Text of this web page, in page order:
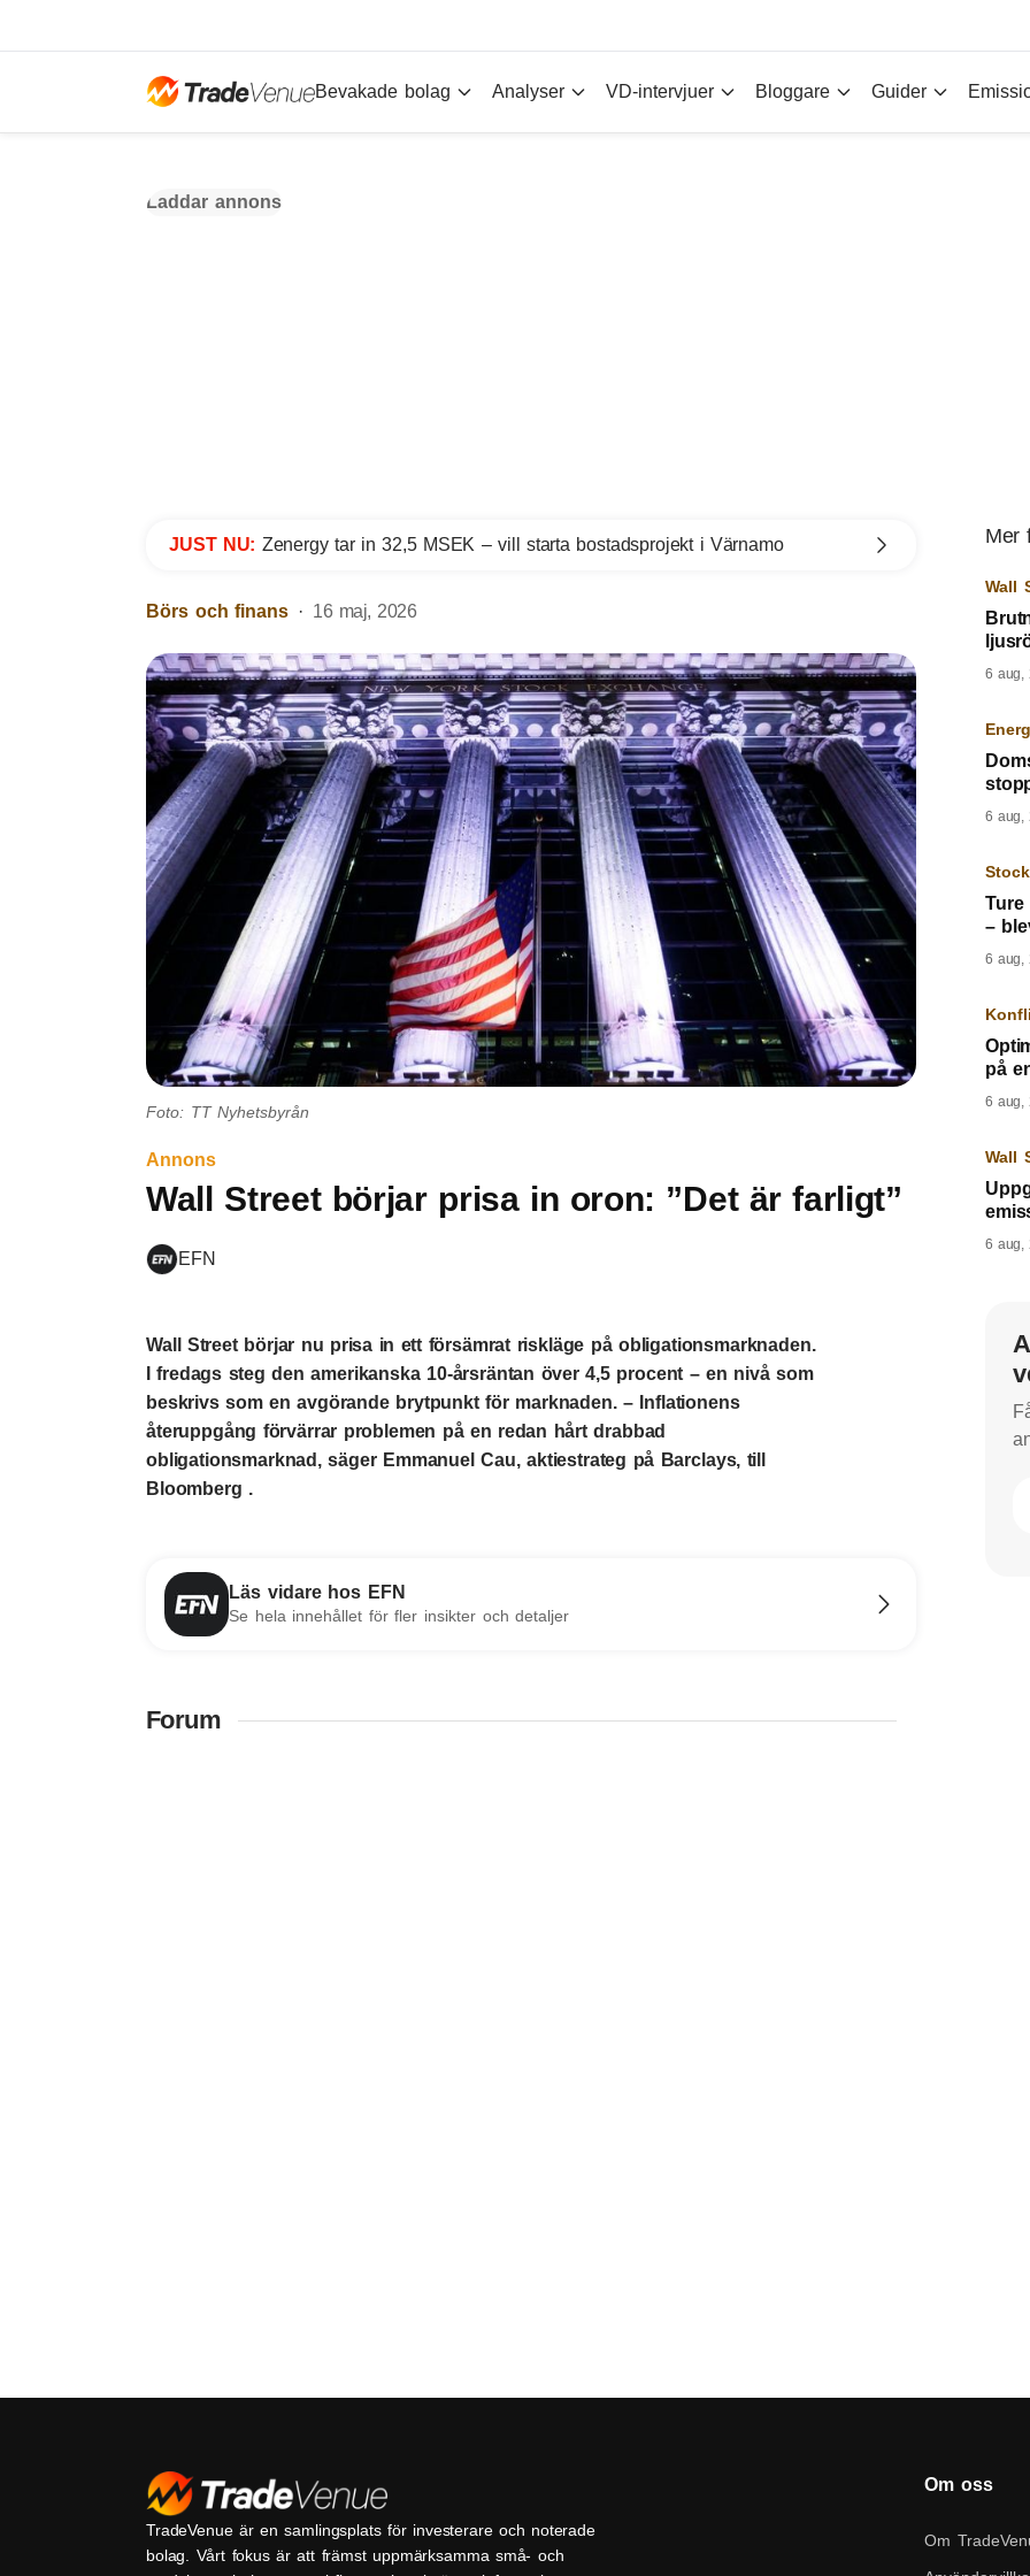
Bevakade bolag Analyser VD-intervjuer Bloggare Guider
Laddar annons
JUST NU: Zenergy tar in 32,5 MSEK – vill starta bostadsprojekt i Värnamo
Börs och finans 16 maj, 2026
Foto: TT Nyhetsbyrån
Annons
Wall Street börjar prisa in oron: ”Det är farligt”
EFN
Wall Street börjar nu prisa in ett försämrat riskläge på obligationsmarknaden.
I fredags steg den amerikanska 10-årsräntan över 4,5 procent – en nivå som
beskrivs som en avgörande brytpunkt för marknaden. – Inflationens
återuppgång förvärrar problemen på en redan hårt drabbad
obligationsmarknad, säger Emmanuel Cau, aktiestrateg på Barclays, till
Bloomberg .
Läs vidare hos EFN
Se hela innehållet för fler insikter och detaljer
Forum
Mer
Wall
6 aug,
6 aug,
Ture
–
6 aug,
på
6 aug,
Wall
6 aug,
TradeVenue är en samlingsplats för investerare och noterade
bolag. Vårt fokus är att främst uppmärksamma små- och
Om oss
Om